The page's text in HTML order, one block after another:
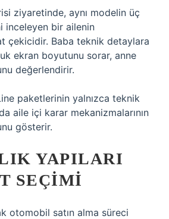
ziyaretinde, aynı modelin üç
inceleyen bir ailenin
çekicidir. Baba teknik detaylara
ekran boyutunu sorar, anne
değerlendirir.
paketlerinin yalnızca teknik
aile içi karar mekanizmalarının
gösterir.
YAPILARI
SEÇIMI
otomobil satın alma süreci